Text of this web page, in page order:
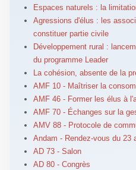
Espaces naturels : la
Agressions d'élus : les
constituer partie civile
Développement rural :
du programme Leader
La cohésion, absente de la
AMF 10 - Maîtriser la
AMF 46 - Former les élus à
AMF 70 - Échanges sur la
AMV 88 - Protocole de
Andam - Rendez-vous du 23
AD 73 - Salon
AD 80 - Congrès